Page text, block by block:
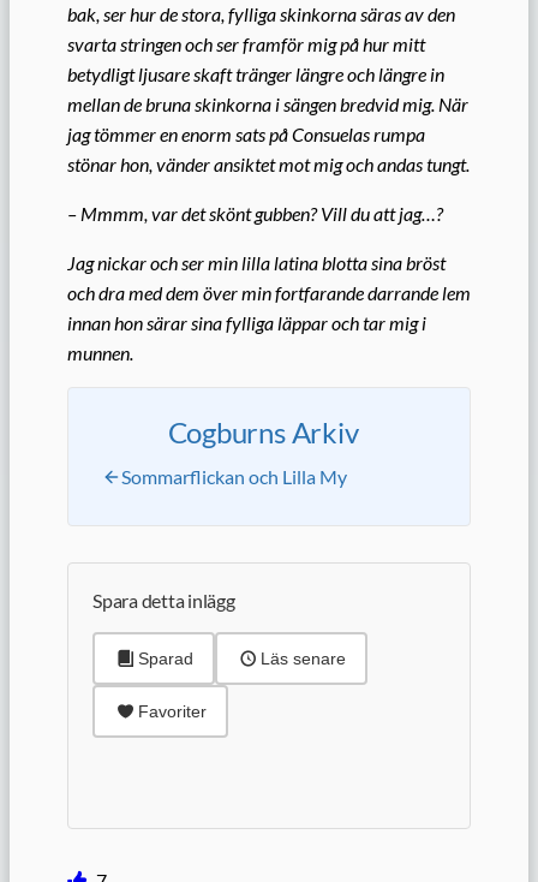
bak, ser hur de stora, fylliga skinkorna säras av den
svarta stringen och ser framför mig på hur mitt
betydligt ljusare skaft tränger längre och längre in
mellan de bruna skinkorna i sängen bredvid mig. När
jag tömmer en enorm sats på Consuelas rumpa
stönar hon, vänder ansiktet mot mig och andas tungt.
– Mmmm, var det skönt gubben? Vill du att jag…?
Jag nickar och ser min lilla latina blotta sina bröst
och dra med dem över min fortfarande darrande lem
innan hon särar sina fylliga läppar och tar mig i
munnen.
Cogburns Arkiv
Sommarflickan och Lilla My
Spara detta inlägg
Sparad Läs senare
Favoriter